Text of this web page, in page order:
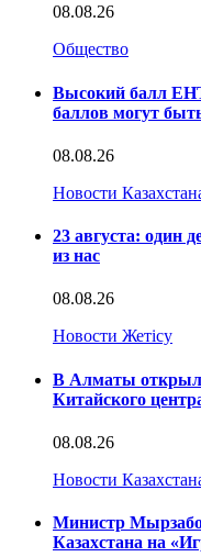
08.08.26
Общество
Высокий балл ЕНТ
баллов могут
08.08.26
Новости
23 августа: один
из нас
08.08.26
Новости Жетісу
В Алматы
Китайского
08.08.26
Новости
Министр
Казахстана на